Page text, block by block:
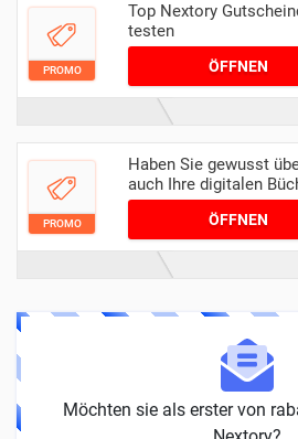
PROMO
Top Nextory
testen
ÖFFNEN
PROMO
Haben Sie gewusst
auch Ihre digitalen
ÖFFNEN
Möchten sie als erster von